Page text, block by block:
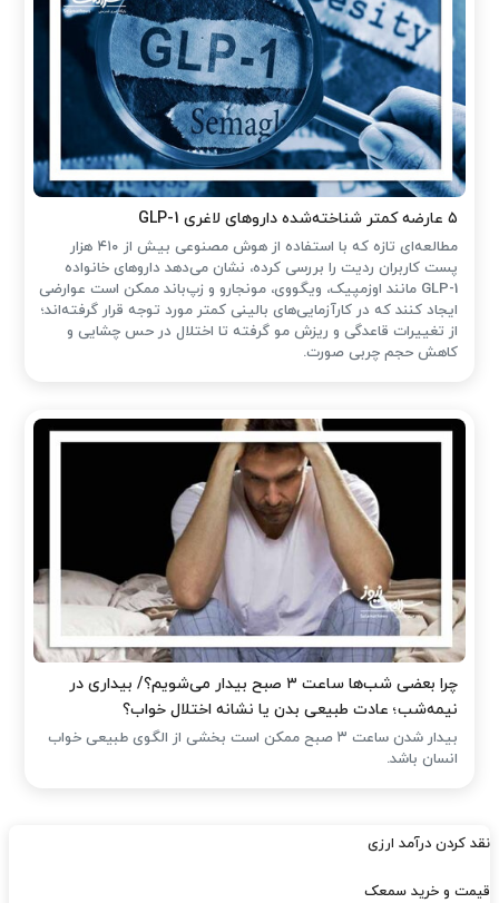
۵ عارضه کمتر شناخته‌شده داروهای لاغری GLP-1
مطالعه‌ای تازه که با استفاده از هوش مصنوعی بیش از ۴۱۰ هزار
پست کاربران ردیت را بررسی کرده، نشان می‌دهد داروهای خانواده
GLP-1 مانند اوزمپیک، ویگووی، مونجارو و زپ‌باند ممکن است عوارضی
ایجاد کنند که در کارآزمایی‌های بالینی کمتر مورد توجه قرار گرفته‌اند؛
از تغییرات قاعدگی و ریزش مو گرفته تا اختلال در حس چشایی و
کاهش حجم چربی صورت.
چرا بعضی شب‌ها ساعت ۳ صبح بیدار می‌شویم؟/ بیداری در
نیمه‌شب؛ عادت طبیعی بدن یا نشانه اختلال خواب؟
بیدار شدن ساعت ۳ صبح ممکن است بخشی از الگوی طبیعی خواب
انسان باشد.
نقد کردن درآمد ارزی
قیمت و خرید سمعک